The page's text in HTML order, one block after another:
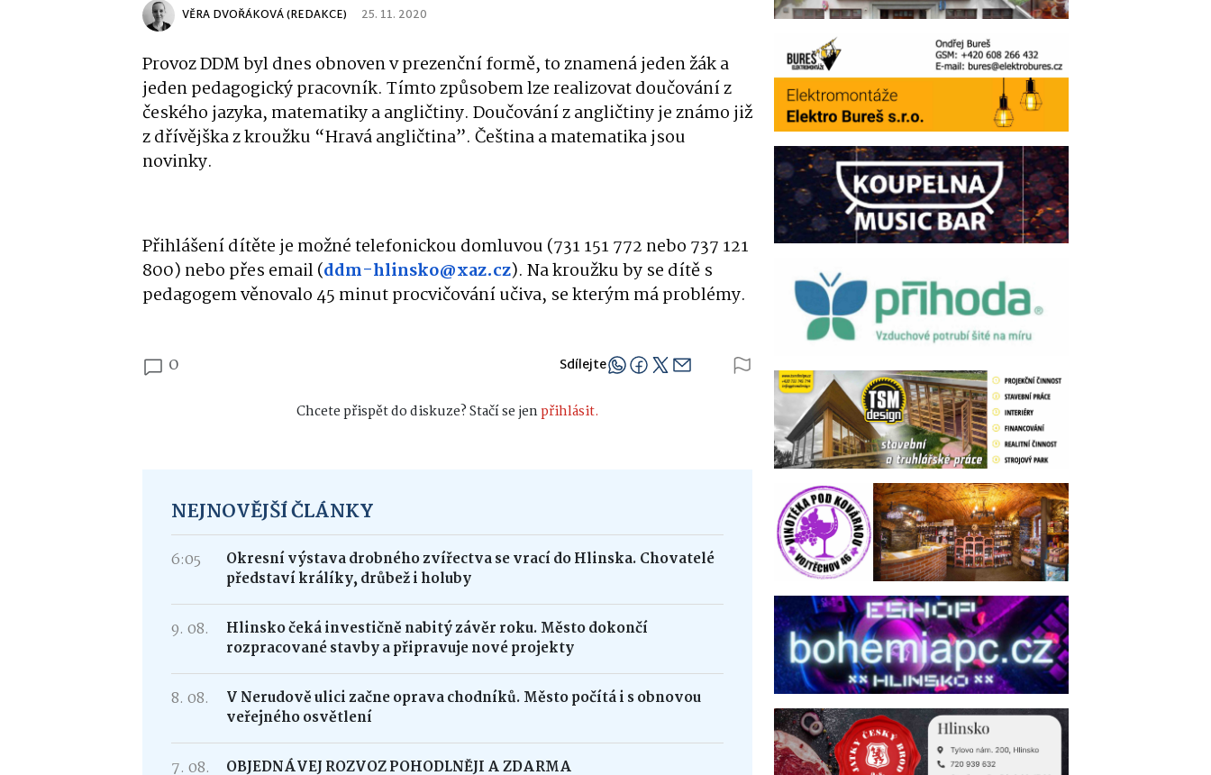
VĚRA DVOŘÁKOVÁ (REDAKCE) 25. 11. 2020
Provoz DDM byl dnes obnoven v prezenční formě, to znamená jeden žák a
jeden pedagogický pracovník. Tímto způsobem lze realizovat doučování z
českého jazyka, matematiky a angličtiny. Doučování z angličtiny je známo již
z dřívějška z kroužku “Hravá angličtina”. Čeština a matematika jsou
novinky.
Přihlášení dítěte je možné telefonickou domluvou (731 151 772 nebo 737 121
800) nebo přes email (ddm-hlinsko@xaz.cz). Na kroužku by se dítě s
pedagogem věnovalo 45 minut procvičování učiva, se kterým má problémy.
0 Sdílejte
Chcete přispět do diskuze? Stačí se jenpřihlásit.
NEJNOVĚJŠÍ ČLÁNKY
6:05
Okresní výstava drobného zvířectva se vrací do Hlinska. Chovatelé
představí králíky, drůbež i holuby
9. 08.
Hlinsko čeká investičně nabitý závěr roku. Město dokončí
rozpracované stavby a připravuje nové projekty
8. 08.
V Nerudově ulici začne oprava chodníků. Město počítá i s obnovou
veřejného osvětlení
7. 08. OBJEDNÁVEJ ROZVOZ POHODLNĚJI A ZDARMA